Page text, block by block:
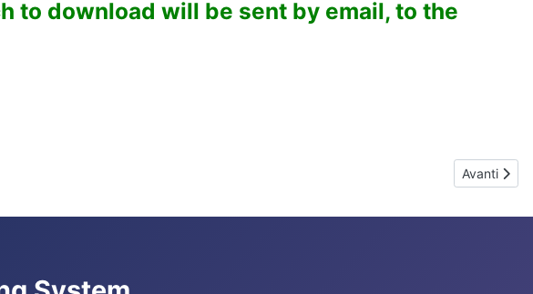
to download will be sent by email, to the
Articolo
Avanti